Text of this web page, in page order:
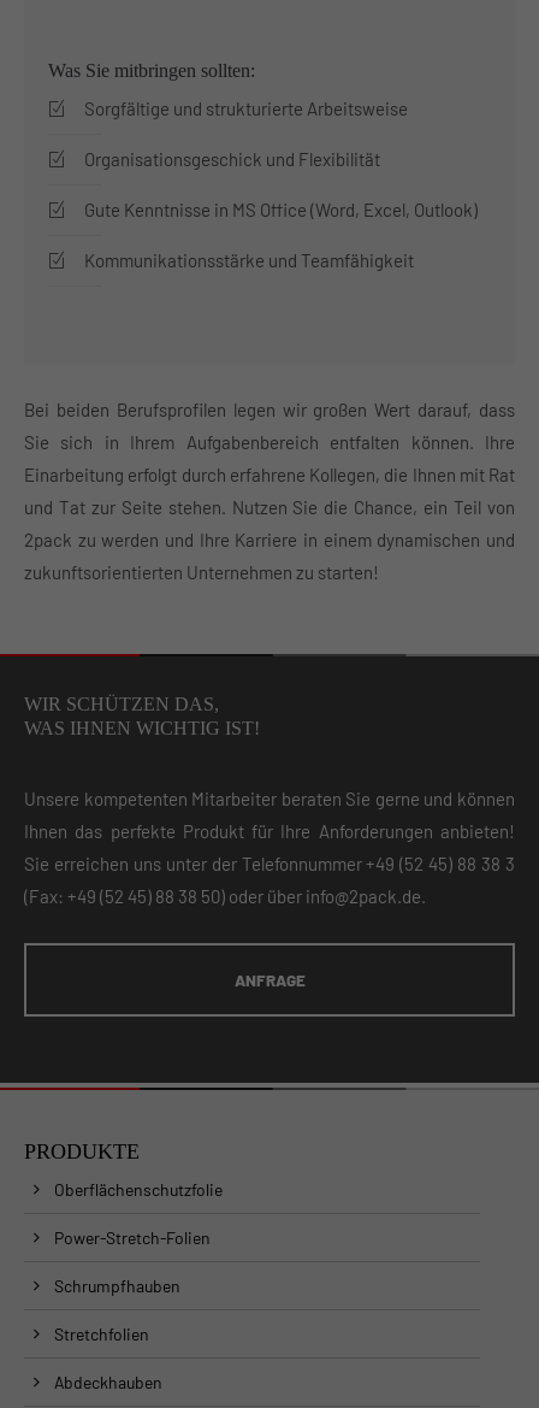
Was Sie mitbringen sollten:
Sorgfältige und strukturierte Arbeitsweise
Organisationsgeschick und Flexibilität
Gute Kenntnisse in MS Office (Word, Excel, Outlook)
Kommunikationsstärke und Teamfähigkeit
Bei beiden Berufsprofilen legen wir großen Wert darauf, dass
Sie sich in Ihrem Aufgabenbereich entfalten können. Ihre
Einarbeitung erfolgt durch erfahrene Kollegen, die Ihnen mit Rat
und Tat zur Seite stehen. Nutzen Sie die Chance, ein Teil von
2pack zu werden und Ihre Karriere in einem dynamischen und
zukunftsorientierten Unternehmen zu starten!
WIR SCHÜTZEN DAS,
WAS IHNEN WICHTIG IST!
Unsere kompetenten Mitarbeiter beraten Sie gerne und können
Ihnen das perfekte Produkt für Ihre Anforderungen anbieten!
Sie erreichen uns unter der Telefonnummer+49 (52 45) 88 38 3
(Fax: +49 (52 45) 88 38 50) oder über info@2pack.de.
ANFRAGE
PRODUKTE
Oberflächenschutzfolie
Power-Stretch-Folien
Schrumpfhauben
Stretchfolien
Abdeckhauben